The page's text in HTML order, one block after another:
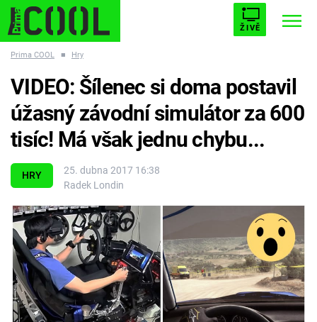
ŽIVĚ
ESCAPE PLNEJ KOTEL AVENGERS 5
Témata
Filmy
Seriály
Hry
Prima COOL ■ Hry
HRY
25. dubna 2017 16:38
Radek Londin
VIDEO: Šílenec si doma postavil
úžasný závodní simulátor za 600
tisíc! Má však jednu chybu...